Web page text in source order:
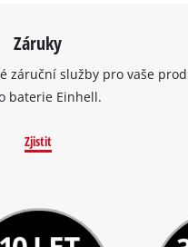
Záruky
záruční služby pro vaše
baterie Einhell.
Zjistit